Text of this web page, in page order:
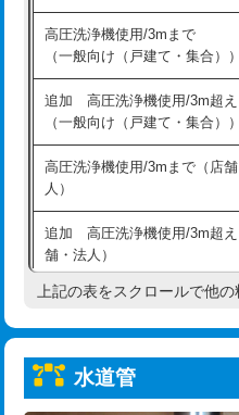
給水管工事※（バンド止め)
給水管工事※（支持金具設置)
給水管工事※（保温材使用（バ
め込み）)
給水管工事※（土の掘削・埋め
業)
給水管工事※（塩ビ管（VP・
用/3ｍまで)
給水管工事※（塩ビ管（VP・
給水管工事※（ライニング鋼管
管・ポリ管・HT管使用/3ｍまで
高圧洗浄機使用/3mまで
（一般向け（戸建て・集合））
追加 高圧洗浄機使用/3m超え
（一般向け（戸建て・集合））
高圧洗浄機使用/3mまで（店
人）
追加 高圧洗浄機使用/3m超
舗・法人）
高度高圧洗浄換
トーラー機使用/3mまで
上記の表をスクロールで他
水道管